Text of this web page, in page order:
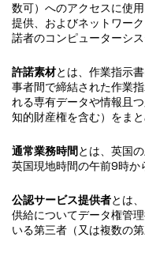
数可）へのアクセスに使
提供、およびネットワー
諾者のコンピューターシス
許諾素材とは、作業指示
事者間で締結された作業
れる専有データや情報且
知的財産権を含む）をま
通常業務時間 とは、英国
英国現地時間の午前9時か
公認サービス提供者とは
供給についてデータ権管
いる第三者（又は複数の